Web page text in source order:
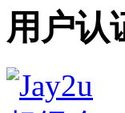
用户认